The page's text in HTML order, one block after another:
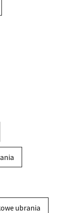
ubrania